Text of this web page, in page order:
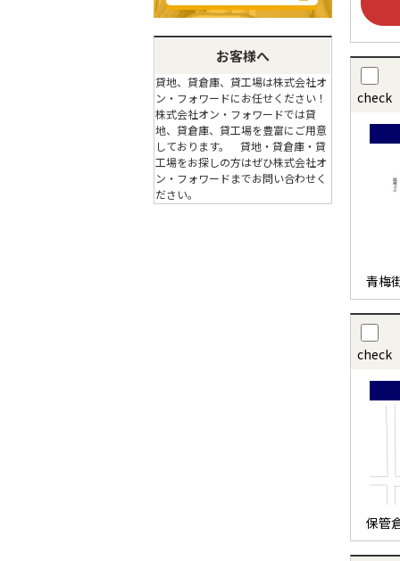
check
青梅
check
保管
お客様へ
貸地、貸倉庫、貸工場は株式会社オ
ン・フォワードにお任せください！
株式会社オン・フォワードでは貸
地、貸倉庫、貸工場を豊富にご用意
しております。 貸地・貸倉庫・貸
工場をお探しの方はぜひ株式会社オ
ン・フォワードまでお問い合わせく
ださい。